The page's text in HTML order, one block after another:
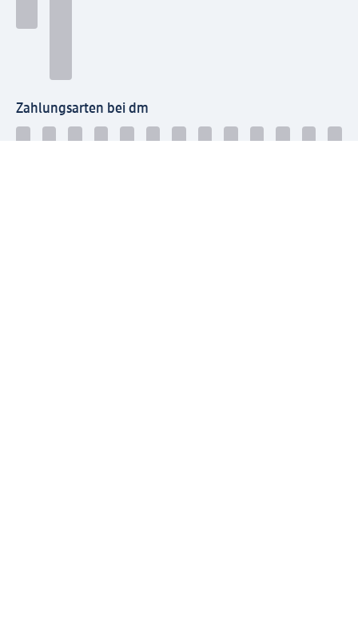
Zahlungsarten bei dm